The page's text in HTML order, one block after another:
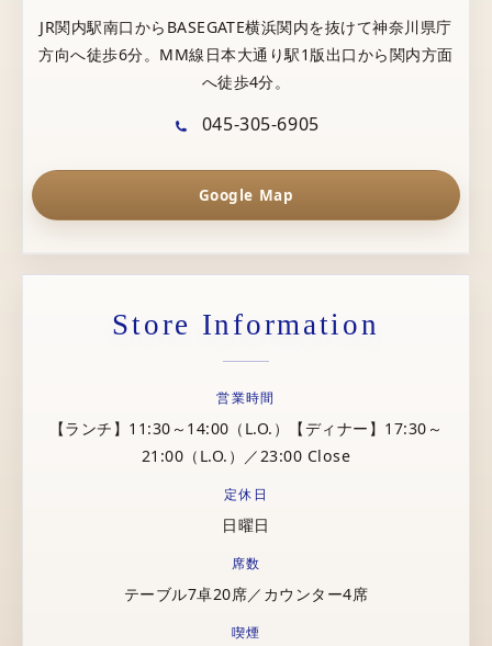
JR関内駅南口からBASEGATE横浜関内を抜けて神奈川県庁
方向へ徒歩6分。MM線日本大通り駅1版出口から関内方面
へ徒歩4分。
045-305-6905
Google Map
Store Information
営業時間
【ランチ】11:30～14:00（L.O.）【ディナー】17:30～
21:00（L.O.）／23:00 Close
定休日
日曜日
席数
テーブル7卓20席／カウンター4席
喫煙